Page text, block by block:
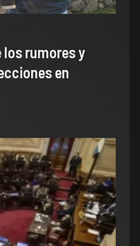
los rumores y
en